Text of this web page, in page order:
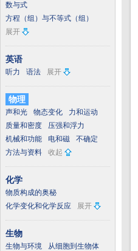
数与式
方程（组）与不等式（组）
展开
英语
听力 语法 展开
物理
声和光 物态变化
力和运动
质量和密度
压强和浮力
机械和功能
电和磁
不确定
方法与资料
收起
化学
物质构成的奥秘
化学变化和化学反应
展开
生物
生物与环境
从细胞到生物体